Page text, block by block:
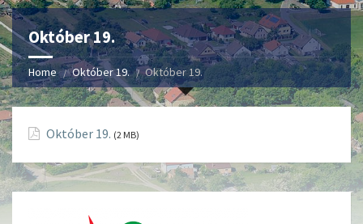
Október 19.
Home Október 19. Október 19.
Október 19. (2 MB)